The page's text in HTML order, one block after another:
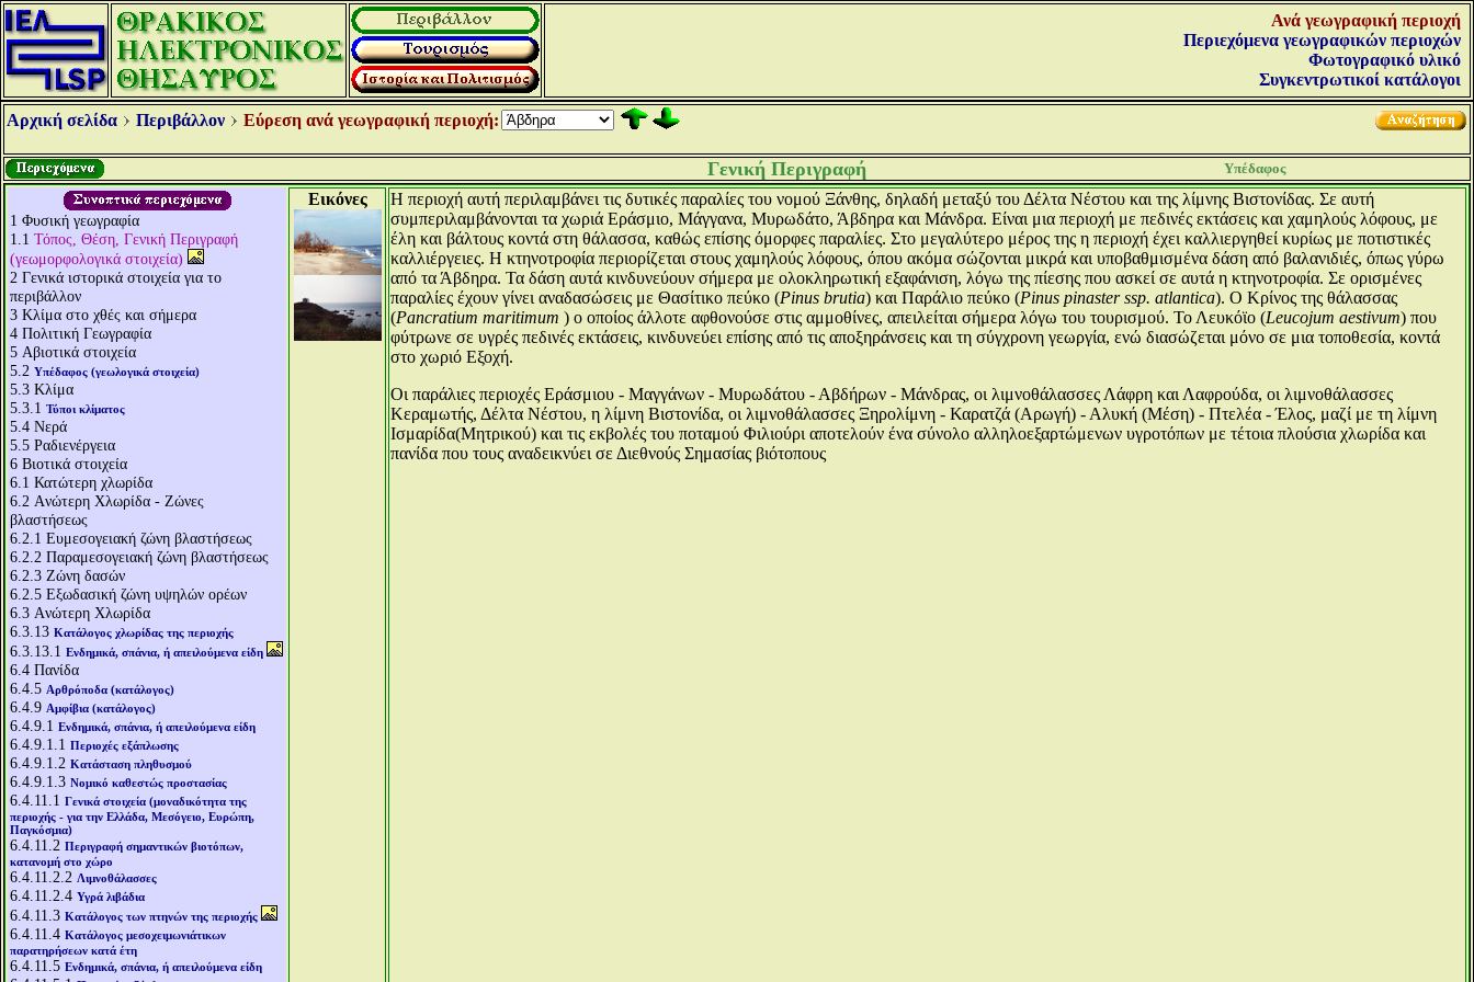
Ανά γεωγραφική περιοχή
Περιεχόμενα γεωγραφικών περιοχών
Φωτογραφικό υλικό
Συγκεντρωτικοί κατάλογοι
Αρχική σελίδα Περιβάλλον Εύρεση ανά γεωγραφική περιοχή:
Γενική Περιγραφή Υπέδαφος
1 Φυσική γεωγραφία
1.1 Τόπος, Θέση, Γενική Περιγραφή
(γεωμορφολογικά στοιχεία)
2 Γενικά ιστορικά στοιχεία για το
περιβάλλον
3 Κλίμα στο χθές και σήμερα
4 Πολιτική Γεωγραφία
5 Αβιοτικά στοιχεία
5.2 Υπέδαφος (γεωλογικά στοιχεία)
5.3 Κλίμα
5.3.1 Τύποι κλίματος
5.4 Νερά
5.5 Ραδιενέργεια
6 Βιοτικά στοιχεία
6.1 Κατώτερη χλωρίδα
6.2 Aνώτερη Χλωρίδα - Ζώνες
βλαστήσεως
6.2.1 Ευμεσογειακή ζώνη βλαστήσεως
6.2.2 Παραμεσογειακή ζώνη βλαστήσεως
6.2.3 Ζώνη δασών
6.2.5 Εξωδασική ζώνη υψηλών ορέων
6.3 Aνώτερη Χλωρίδα
6.3.13 Κατάλογος χλωρίδας της περιοχής
6.3.13.1 Ενδημικά, σπάνια, ή απειλούμενα είδη
6.4 Πανίδα
6.4.5 Αρθρόποδα (κατάλογος)
6.4.9 Αμφίβια (κατάλογος)
6.4.9.1 Ενδημικά, σπάνια, ή απειλούμενα είδη
6.4.9.1.1 Περιοχές εξάπλωσης
6.4.9.1.2 Κατάσταση πληθυσμού
6.4.9.1.3 Νομικό καθεστώς προστασίας
6.4.11.1 Γενικά στοιχεία (μοναδικότητα της
περιοχής - για την Ελλάδα, Μεσόγειο, Ευρώπη,
Παγκόσμια)
6.4.11.2 Περιγραφή σημαντικών βιοτόπων,
κατανομή στο χώρο
6.4.11.2.2 Λιμνοθάλασσες
6.4.11.2.4 Υγρά λιβάδια
6.4.11.3 Κατάλογος των πτηνών της περιοχής
6.4.11.4 Κατάλογος μεσοχειμωνιάτικων
παρατηρήσεων κατά έτη
6.4.11.5 Ενδημικά, σπάνια, ή απειλούμενα είδη
Εικόνες
Η περιοχή αυτή περιλαμβάνει τις δυτικές παραλίες του νομού Ξάνθης, δηλαδή μεταξύ του Δέλτα Νέστου και της λίμνης Βιστονίδας. Σε αυτή
συμπεριλαμβάνονται τα χωριά Εράσμιο, Μάγγανα, Μυρωδάτο, Άβδηρα και Μάνδρα. Είναι μια περιοχή με πεδινές εκτάσεις και χαμηλούς λόφους, με
έλη και βάλτους κοντά στη θάλασσα, καθώς επίσης όμορφες παραλίες. Στο μεγαλύτερο μέρος της η περιοχή έχει καλλιεργηθεί κυρίως με ποτιστικές
καλλιέργειες. Η κτηνοτροφία περιορίζεται στους χαμηλούς λόφους, όπου ακόμα σώζονται μικρά και υποβαθμισμένα δάση από βαλανιδιές, όπως γύρω
από τα Άβδηρα. Τα δάση αυτά κινδυνεύουν σήμερα με ολοκληρωτική εξαφάνιση, λόγω της πίεσης που ασκεί σε αυτά η κτηνοτροφία. Σε ορισμένες
παραλίες έχουν γίνει αναδασώσεις με Θασίτικο πεύκο (Pinus brutia) και Παράλιο πεύκο (Pinus pinaster ssp. atlantica). Ο Κρίνος της θάλασσας
(Pancratium maritimum ) ο οποίος άλλοτε αφθονούσε στις αμμοθίνες, απειλείται σήμερα λόγω του τουρισμού. Το Λευκόϊο (Leucojum aestivum) που
φύτρωνε σε υγρές πεδινές εκτάσεις, κινδυνεύει επίσης από τις αποξηράνσεις και τη σύγχρονη γεωργία, ενώ διασώζεται μόνο σε μια τοποθεσία, κοντά
στο χωριό Εξοχή.
Οι παράλιες περιοχές Εράσμιου - Μαγγάνων - Μυρωδάτου - Αβδήρων - Μάνδρας, οι λιμνοθάλασσες Λάφρη και Λαφρούδα, οι λιμνοθάλασσες
Κεραμωτής, Δέλτα Νέστου, η λίμνη Βιστονίδα, οι λιμνοθάλασσες Ξηρολίμνη - Καρατζά (Αρωγή) - Αλυκή (Μέση) - Πτελέα - Έλος, μαζί με τη λίμνη
Ισμαρίδα(Μητρικού) και τις εκβολές του ποταμού Φιλιούρι αποτελούν ένα σύνολο αλληλοεξαρτώμενων υγροτόπων με τέτοια πλούσια χλωρίδα και
πανίδα που τους αναδεικνύει σε Διεθνούς Σημασίας βιότοπους